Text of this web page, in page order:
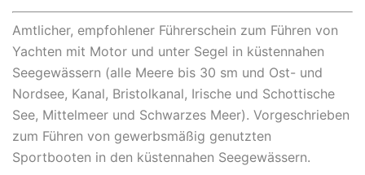
Amtlicher, empfohlener Führerschein zum Führen von
Yachten mit Motor und unter Segel in küstennahen
Seegewässern (alle Meere bis 30 sm und Ost- und
Nordsee, Kanal, Bristolkanal, Irische und Schottische
See, Mittelmeer und Schwarzes Meer). Vorgeschrieben
zum Führen von gewerbsmäßig genutzten
Sportbooten in den küstennahen Seegewässern.